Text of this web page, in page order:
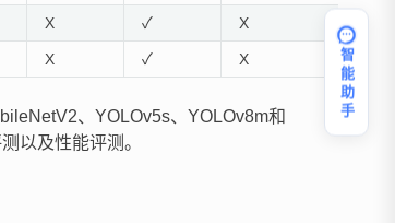
X ✓ X
X ✓ X
、YOLOv5s、YOLOv8m和
以及性能评测。
智能助手